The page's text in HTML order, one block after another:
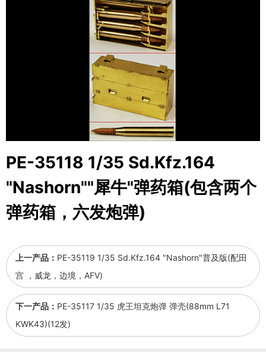
PE-35118 1/35 Sd.Kfz.164
"Nashorn""犀牛"弹药箱(包含两个
弹药箱，六发炮弹)
上一产品： PE-35119 1/35 Sd.Kfz.164 "Nashorn"普及版(配田
宫 ，威龙，边境，AFV)
下一产品： PE-35117 1/35 虎王坦克炮弹 弹壳(88mm L71
KWK43)(12发)